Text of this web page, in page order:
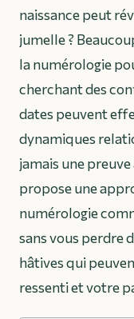
naissance peut
jumelle ?
la numérologie
cherchant des
dates peuvent
dynamiques
jamais une
propose une
numérologie
sans vous perdre
hâtives qui
ressenti et votre